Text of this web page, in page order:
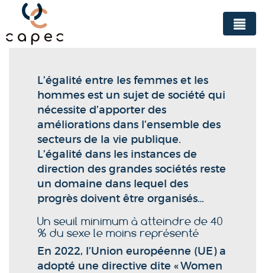
Panneau de gestion des cookies
L’égalité entre les femmes et les
hommes est un sujet de société qui
nécessite d’apporter des
améliorations dans l’ensemble des
secteurs de la vie publique.
L’égalité dans les instances de
direction des grandes sociétés reste
un domaine dans lequel des
progrès doivent être organisés…
Un seuil minimum à atteindre de 40
% du sexe le moins représenté
En 2022, l’Union européenne (UE) a
adopté une directive dite « Women